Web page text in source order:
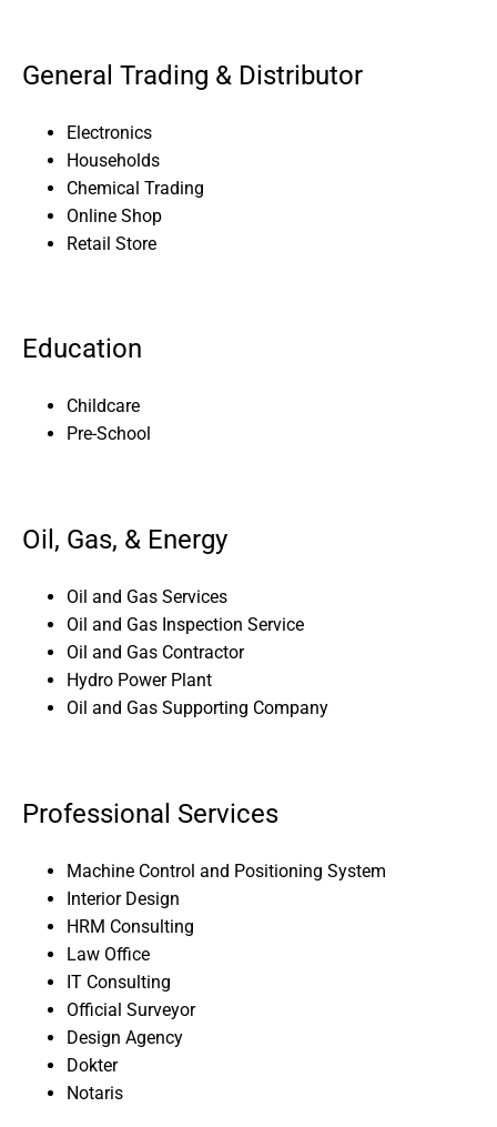
General Trading & Distributor
Electronics
Households
Chemical Trading
Online Shop
Retail Store
Education
Childcare
Pre-School
Oil, Gas, & Energy
Oil and Gas Services
Oil and Gas Inspection Service
Oil and Gas Contractor
Hydro Power Plant
Oil and Gas Supporting Company
Professional Services
Machine Control and Positioning System
Interior Design
HRM Consulting
Law Office
IT Consulting
Official Surveyor
Design Agency
Dokter
Notaris